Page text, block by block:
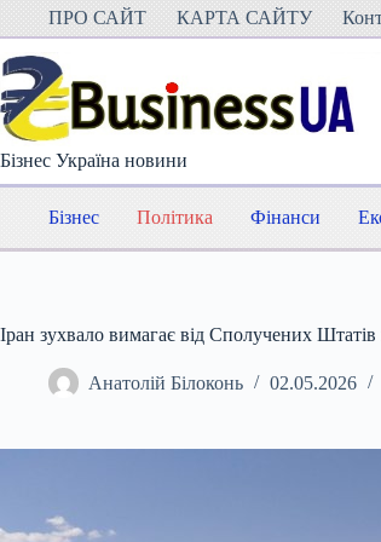
Перейти
вмісту
ПРО САЙТ КАРТА САЙТУ
Бізнес Україна новини
Бізнес Політика Фінанси
Іран зухвало вимагає від Сполучених
Анатолій Білоконь 02.05.2026